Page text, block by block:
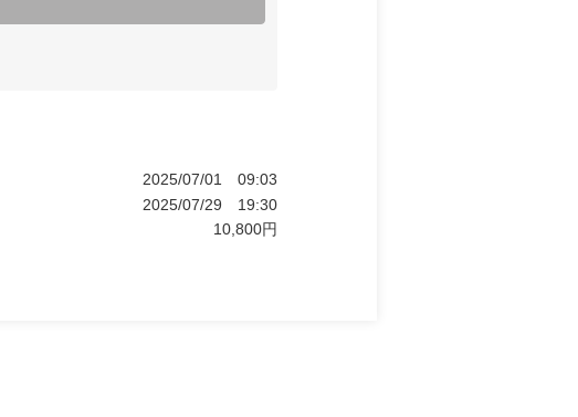
2025/07/01
09:03
2025/07/29
19:30
10,800円